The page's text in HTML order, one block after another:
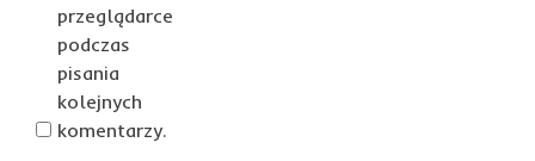
przeglądarce
podczas
pisania
kolejnych
komentarzy.